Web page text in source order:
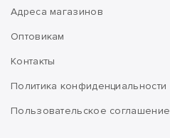
Адреса магазинов
Оптовикам
Контакты
Политика конфиденциальности
Пользовательское соглашение